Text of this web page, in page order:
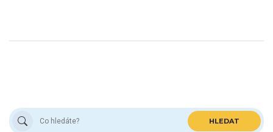
HLEDAT